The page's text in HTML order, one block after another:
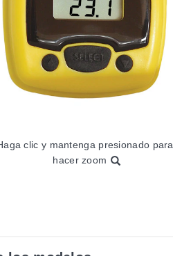
clic y mantenga presionado para
hacer zoom